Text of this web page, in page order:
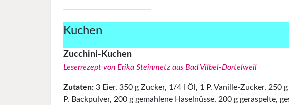
Kuchen
Zucchini-Kuchen
Leserrezept von Erika Steinmetz aus Bad Vilbel-Dortelweil
Zutaten: 3 Eier, 350 g Zucker, 1/4 l Öl, 1 P. Vanille-Zucker, 250
P. Backpulver, 200 g gemahlene Haselnüsse, 200 g geraspelte,